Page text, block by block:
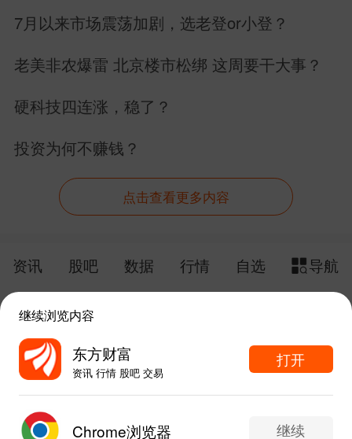
7月以来市场震荡加剧，选老登or小登？
老美非农爆雷 北京楼市松绑 这周要干大事？
硬科技四连涨，稳了？
投资为何不赚钱？
点击查看更多内容
资讯 股吧 数据 行情 自选
导航
给网站提点意见 下载APP
东方财富APP内打开
继续浏览内容
东方财富
资讯 行情 股吧 交易
打开
Chrome浏览器 继续